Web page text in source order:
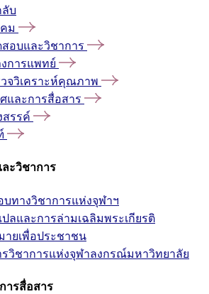
บ
ม
อบและวิชาการ
การแพทย์
จวิเคราะห์คุณภาพ
และการสื่อสาร
รรค์
ะวิชาการ
ทางวิชาการแห่งจุฬาฯ
ลและการล่ามเฉลิมพระเกียรติ
ยเพื่อประชาชน
วิชาการแห่งจุฬาลงกรณ์มหาวิทยาลัย
ารสื่อสาร